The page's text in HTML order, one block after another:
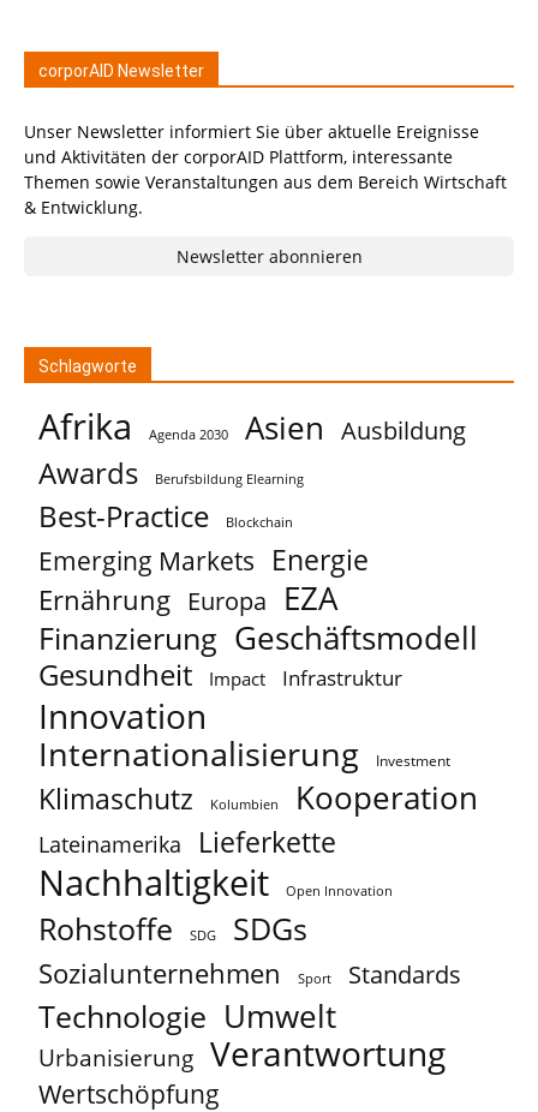
corporAID Newsletter
Unser Newsletter informiert Sie über aktuelle Ereignisse
und Aktivitäten der corporAID Plattform, interessante
Themen sowie Veranstaltungen aus dem Bereich Wirtschaft
& Entwicklung.
Newsletter abonnieren
Schlagworte
Afrika Agenda 2030 Asien Ausbildung
Awards Berufsbildung Elearning
Best-Practice Blockchain
Emerging Markets Energie
Ernährung Europa EZA
Finanzierung Geschäftsmodell
Gesundheit Impact Infrastruktur
Innovation
Internationalisierung Investment
Klimaschutz Kolumbien Kooperation
Lateinamerika Lieferkette
Nachhaltigkeit Open Innovation
Rohstoffe SDG SDGs
Sozialunternehmen Sport Standards
Technologie Umwelt
Urbanisierung Verantwortung
Wertschöpfung